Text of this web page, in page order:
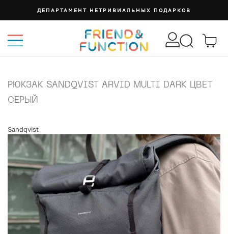
ДЕПАРТАМЕНТ НЕТРИВИАЛЬНЫХ ПОДАРКОВ
РЮКЗАК SANDQVIST ARVID MULTI DARK ЦВЕТ
СЕРЫЙ
Sandqvist